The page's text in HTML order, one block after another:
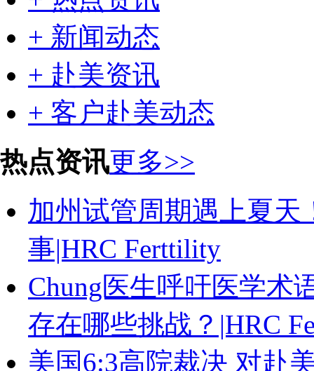
+ 新闻动态
+ 赴美资讯
+ 客户赴美动态
热点资讯更多>>
加州试管周期遇上夏天
事|HRC Ferttility
Chung医生呼吁医学术
存在哪些挑战？|HRC
美国6:3高院裁决 对赴